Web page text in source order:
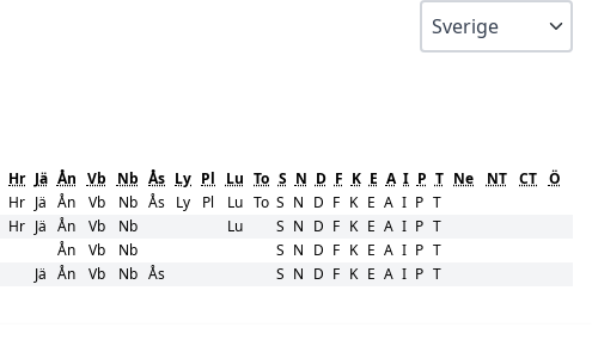
Hr Jä Ån Vb Nb Ås Ly Pl Lu To S N D F K E A I P T Ne NT CT Ö
Hr Jä Ån Vb Nb Ås Ly Pl Lu To S N D F K E A I P T
Hr Jä Ån Vb Nb Lu S N D F K E A I P T
Ån Vb Nb S N D F K E A I P T
Jä Ån Vb Nb Ås S N D F K E A I P T